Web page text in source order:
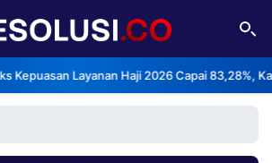
Layanan Haji 2026 Capai 83,28%,
TENTANG
IKLAN